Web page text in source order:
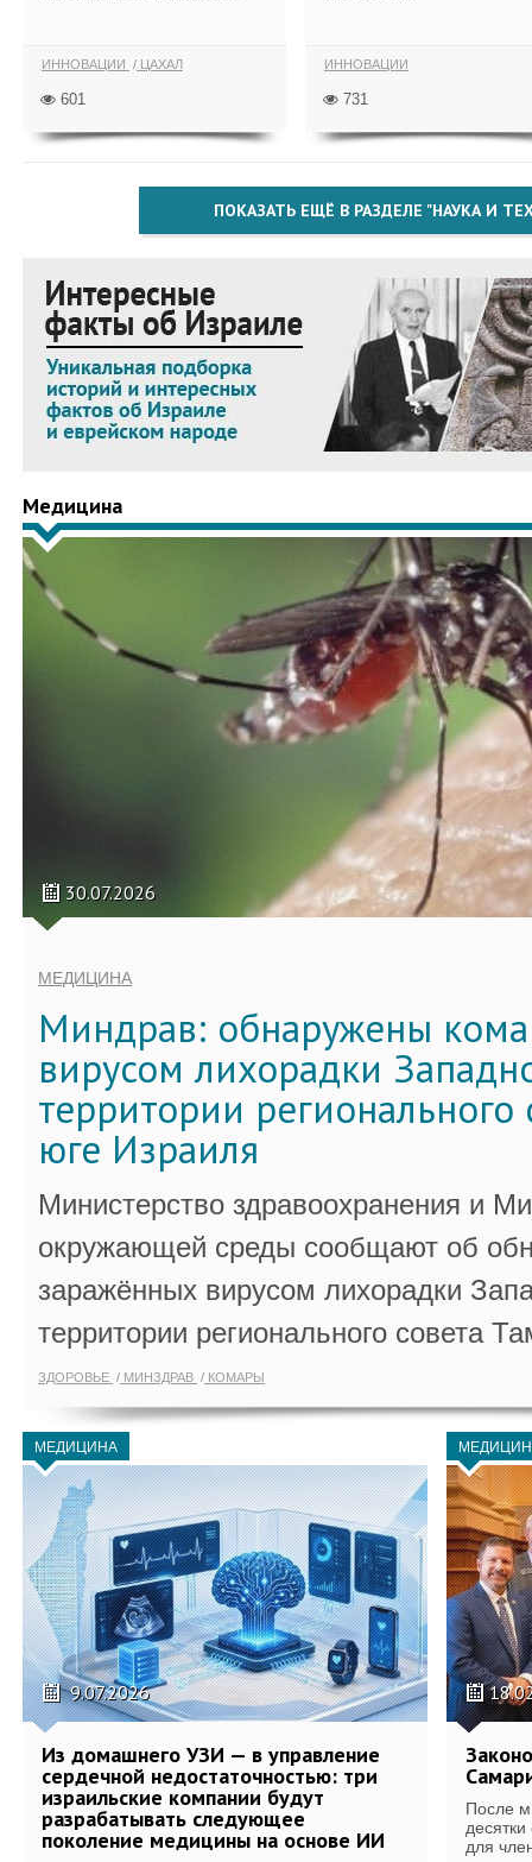
ИННОВАЦИИ ЦАХАЛ
601
ИННОВАЦИИ
731
ПОКАЗАТЬ ЕЩЁ В РАЗДЕЛЕ "НАУКА И
Медицина
30.07.2026
МЕДИЦИНА
Миндрав: обнаружены
вирусом лихорадки
территории регионального
юге Израиля
Министерство здравоохранения и
окружающей среды сообщают об
заражённых вирусом лихорадки
территории регионального совета
ЗДОРОВЬЕ МИНЗДРАВ КОМАРЫ
МЕДИЦИНА
9.07.2026
Из домашнего УЗИ — в управление
сердечной недостаточностью: три
израильские компании будут
разрабатывать следующее
поколение медицины на основе ИИ
После
для